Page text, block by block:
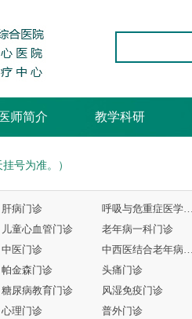
医师简介 教学科研
号为准。）
肝病门诊
儿童心血管门诊 老年病一科门诊
中医门诊
帕金森门诊 头痛门诊
糖尿病教育门诊 风湿免疫门诊
心理门诊 普外门诊